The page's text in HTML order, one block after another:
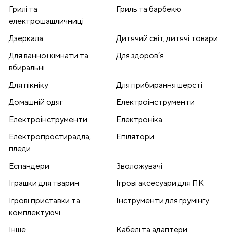
Грилі та
електрошашличниці
Гриль та барбекю
Дзеркала
Дитячий світ, дитячі товари
Для ванної кімнати та
вбиральні
Для здоров’я
Для пікніку
Для прибирання шерсті
Домашній одяг
Електроінструменти
Електроінструменти
Електроніка
Електропростирадла,
пледи
Епілятори
Еспандери
Зволожувачі
Іграшки для тварин
Ігрові аксесуари для ПК
Ігрові приставки та
комплектуючі
Інструменти для грумінгу
Інше
Кабелі та адаптери